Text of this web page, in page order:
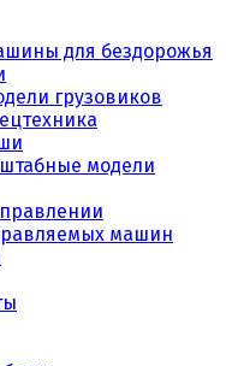
для бездорожья
грузовиков
модели
машин